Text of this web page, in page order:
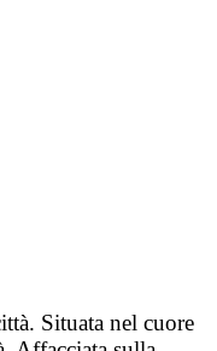
Situata nel cuore